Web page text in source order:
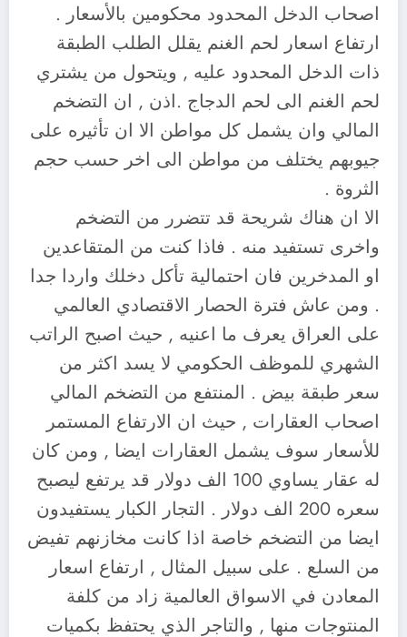
اصحاب الدخل المحدود محكومين بالأسعار .
ارتفاع اسعار لحم الغنم يقلل الطلب الطبقة
ذات الدخل المحدود عليه , ويتحول من يشتري
لحم الغنم الى لحم الدجاج .اذن , ان التضخم
المالي وان يشمل كل مواطن الا ان تأثيره على
جيوبهم يختلف من مواطن الى اخر حسب حجم
الثروة .
الا ان هناك شريحة قد تتضرر من التضخم
واخرى تستفيد منه . فاذا كنت من المتقاعدين
او المدخرين فان احتمالية تأكل دخلك واردا جدا
. ومن عاش فترة الحصار الاقتصادي العالمي
على العراق يعرف ما اعنيه , حيث اصبح الراتب
الشهري للموظف الحكومي لا يسد اكثر من
سعر طبقة بيض . المنتفع من التضخم المالي
اصحاب العقارات , حيث ان الارتفاع المستمر
للأسعار سوف يشمل العقارات ايضا , ومن كان
له عقار يساوي 100 الف دولار قد يرتفع ليصبح
سعره 200 الف دولار . التجار الكبار يستفيدون
ايضا من التضخم خاصة اذا كانت مخازنهم تفيض
من السلع . على سبيل المثال , ارتفاع اسعار
المعادن في الاسواق العالمية زاد من كلفة
المنتوجات منها , والتاجر الذي يحتفظ بكميات